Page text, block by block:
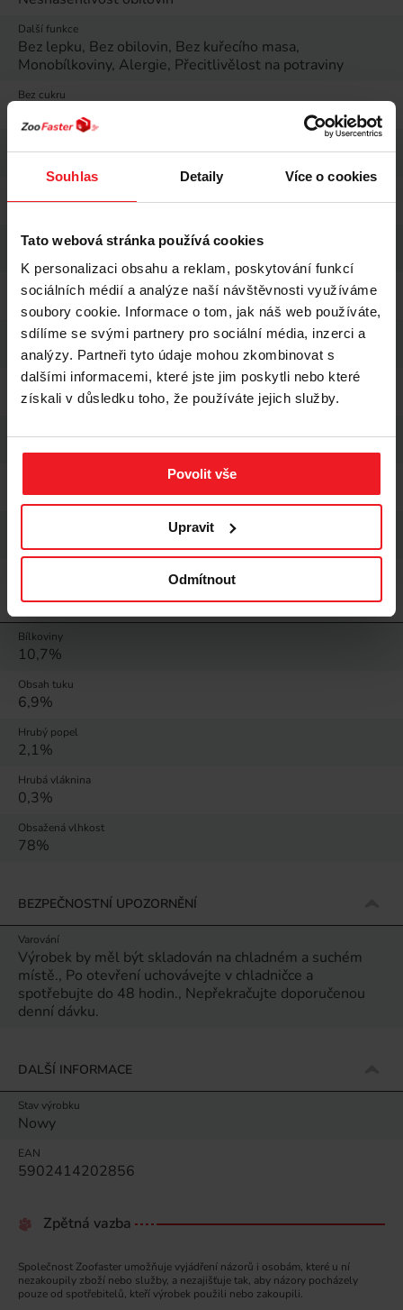
Souhlas Detaily Více o cookies
Tato webová stránka používá cookies
K personalizaci obsahu a reklam, poskytování funkcí
sociálních médií a analýze naší návštěvnosti využíváme
soubory cookie. Informace o tom, jak náš web používáte,
sdílíme se svými partnery pro sociální média, inzerci a
analýzy. Partneři tyto údaje mohou zkombinovat s
dalšími informacemi, které jste jim poskytli nebo které
získali v důsledku toho, že používáte jejich služby.
Povolit vše
Upravit
Odmítnout
Další funkce
Bez lepku, Bez obilovin, Bez kuřecího masa,
Monobílkoviny, Alergie, Přecitlivělost na potraviny
Bez cukru
Ano
Bez umělých barviv
Forma dávkování
Pevný
Typ balení
Sáček
Hmotnost
100 g
Léto s vaším domácím mazlíčkem
VETEXPERT Raw Paleo
NUTRIČNÍ HODNOTY
Bílkoviny
10,7%
Obsah tuku
6,9%
Hrubý popel
2,1%
Hrubá vláknina
0,3%
Obsažená vlhkost
78%
BEZPEČNOSTNÍ UPOZORNĚNÍ
Varování
Výrobek by měl být skladován na chladném a suchém
místě., Po otevření uchovávejte v chladničce a
spotřebujte do 48 hodin., Nepřekračujte doporučenou
denní dávku.
DALŠÍ INFORMACE
Stav výrobku
Nowy
EAN
5902414202856
Zpětná vazba
Společnost Zoofaster umožňuje vyjádření názorů i osobám, které u ní
nezakoupily zboží nebo služby, a nezajišťuje tak, aby názory pocházely
pouze od spotřebitelů, kteří výrobek použili nebo zakoupili.